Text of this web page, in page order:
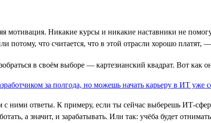
мотивация. Никакие курсы и никакие наставники не
потому, что считается, что в этой отрасли хорошо платят,
в своём выборе — картезианский квадрат. Вот как
с ними ответы. К примеру, если ты сейчас выберешь ИТ-
а значит, и зарабатывать. Или так: учёба будет